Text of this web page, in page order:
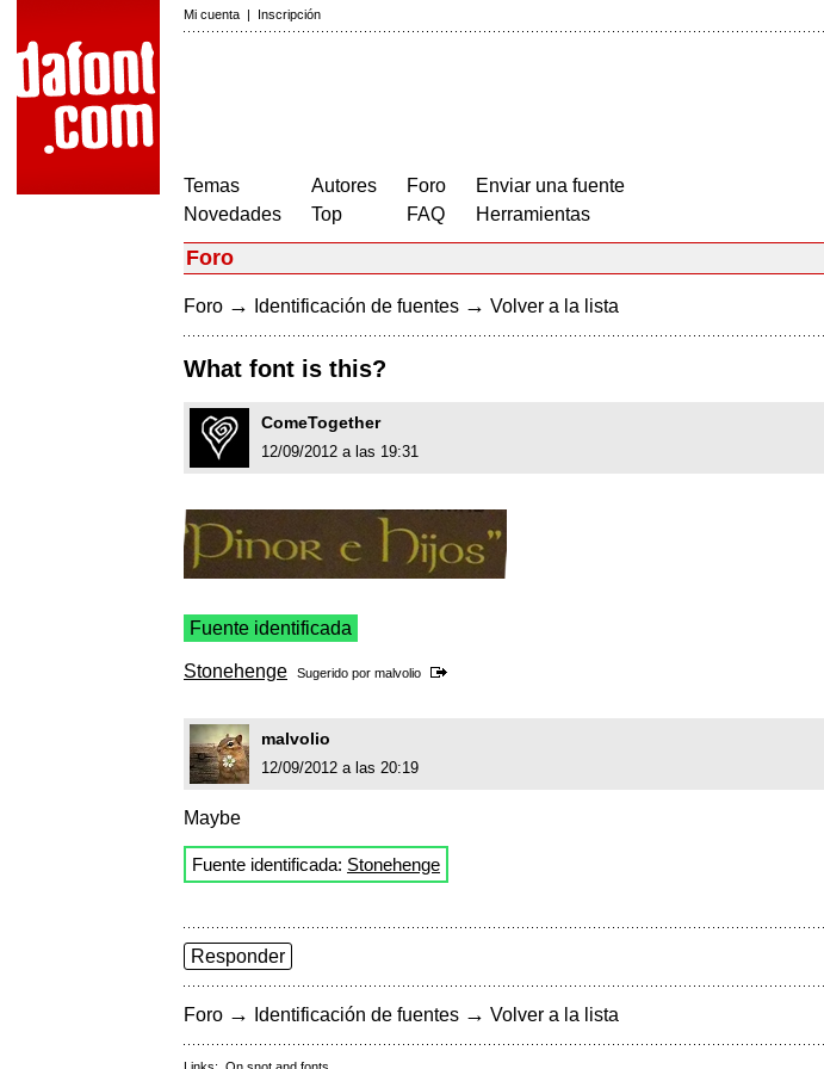
Mi cuenta | Inscripción
Temas
Novedades
Autores
Top
Foro
FAQ
Enviar una fuente
Herramientas
Foro
Foro → Identificación de fuentes → Volver a la lista
What font is this?
ComeTogether
12/09/2012 a las 19:31
Fuente identificada
Stonehenge Sugerido por malvolio
malvolio
12/09/2012 a las 20:19
Maybe
Fuente identificada: Stonehenge
Responder
Foro → Identificación de fuentes → Volver a la lista